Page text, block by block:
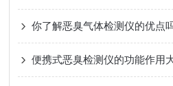
你了解恶臭气体检测仪的优点
便携式恶臭检测仪的功能作用